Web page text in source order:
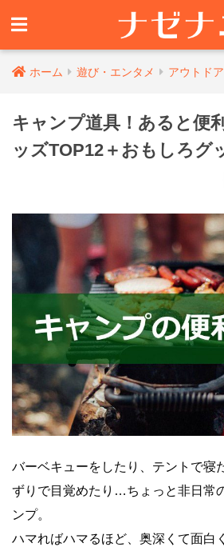
ホーム 遊び・エンタメ アウトドア
キャンプ道具！あると便
ッズTOP12＋おもしろグ
バーベキューをしたり、テントで寝
ずりで目覚めたり…ちょっと非日常
ンプ。
ハマればハマるほど、奥深くて面白